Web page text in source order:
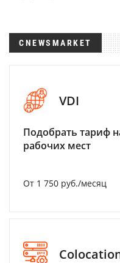
CNEWSMARKET
VDI
Подобрать тариф
рабочих мест
От 1 750 руб./месяц